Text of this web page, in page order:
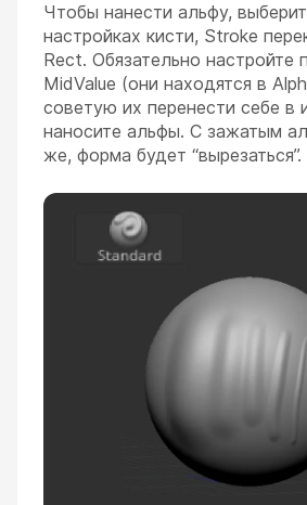
Чтобы нанести альфу,
настройках кисти, Stroke
Rect. Обязательно настройте
MidValue (они находятся в
советую их перенести себе в
наносите альфы. С зажатым
же, форма будет “вырезаться”.